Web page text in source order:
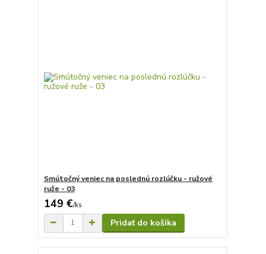
Smútočný veniec na poslednú rozlúčku - ružové
ruže - 03
149 €/ks
Pridať do košíka